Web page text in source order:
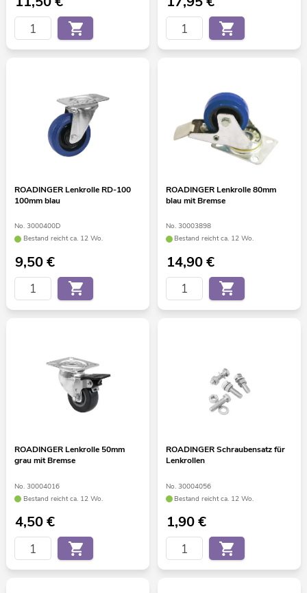
ROADINGER Lenkrolle RD-100
100mm blau
No. 3000400D
Bestand reicht ca. 12 Wo.
9,50€
ROADINGER Lenkrolle 80mm
blau mit Bremse
No. 30003898
Bestand reicht ca. 12 Wo.
14,90€
ROADINGER Lenkrolle 50mm
grau mit Bremse
No. 30004016
Bestand reicht ca. 12 Wo.
4,50€
ROADINGER Schraubensatz für
Lenkrollen
No. 30004056
Bestand reicht ca. 12 Wo.
1,90€